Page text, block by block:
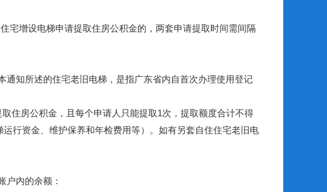
增设电梯申请提取住房公积金的，两套申请提取时间需间隔
知所述的住宅老旧电梯，是指广东省内自首次办理使用登记
房公积金，且每个申请人只能提取1次，提取额度合计不得
行资金、维护保养和年检费用等）。如有另套自住住宅老旧电
内的余额：